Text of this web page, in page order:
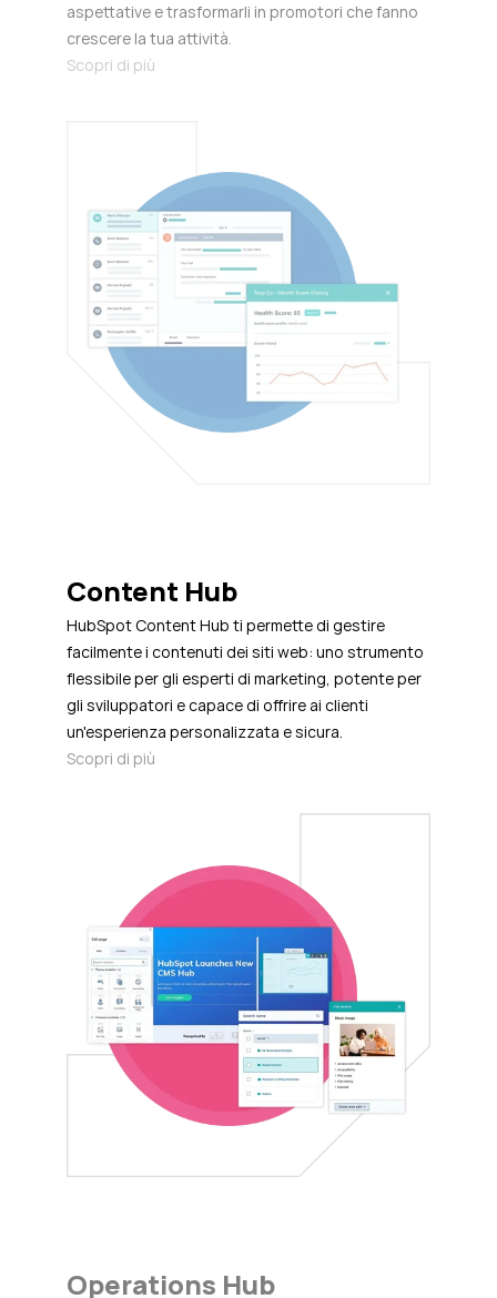
aspettative e trasformarli in promotori che fanno
crescere la tua attività.
Scopri di più
Content Hub
HubSpot Content Hub ti permette di gestire
facilmente i contenuti dei siti web: uno strumento
flessibile per gli esperti di marketing, potente per
gli sviluppatori e capace di offrire ai clienti
un'esperienza personalizzata e sicura.
Scopri di più
Operations Hub